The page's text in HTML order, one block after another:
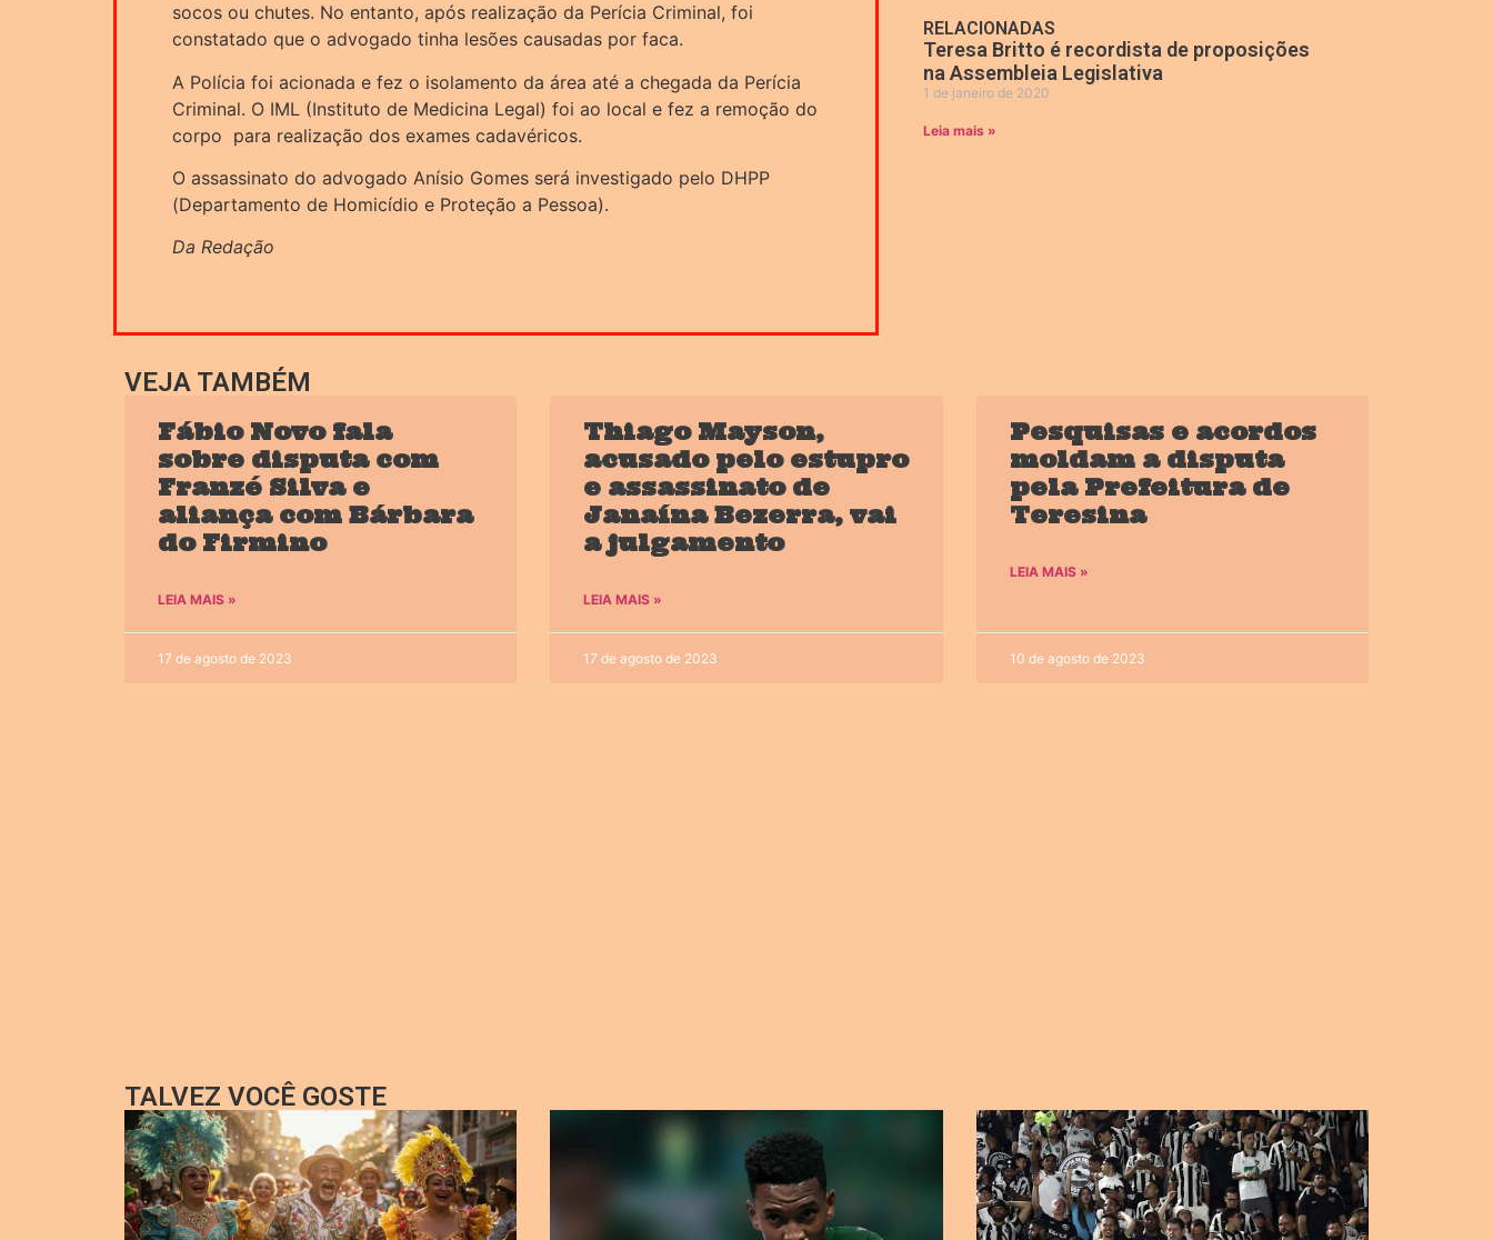
socos ou chutes. No entanto, após realização da Perícia Criminal, foi
constatado que o advogado tinha lesões causadas por faca.
A Polícia foi acionada e fez o isolamento da área até a chegada da Perícia
Criminal. O IML (Instituto de Medicina Legal) foi ao local e fez a remoção do
corpo para realização dos exames cadavéricos.
O assassinato do advogado Anísio Gomes será investigado pelo DHPP
(Departamento de Homicídio e Proteção a Pessoa).
Da Redação
RELACIONADAS
Teresa Britto é recordista de proposições
na Assembleia Legislativa
1 de janeiro de 2020
Leia mais »
VEJA TAMBÉM
Fábio Novo fala
sobre disputa com
Franzé Silva e
aliança com Bárbara
do Firmino
LEIA MAIS »
17 de agosto de 2023
Thiago Mayson,
acusado pelo estupro
e assassinato de
Janaína Bezerra, vai
a julgamento
LEIA MAIS »
17 de agosto de 2023
Pesquisas e acordos
moldam a disputa
pela Prefeitura de
Teresina
LEIA MAIS »
10 de agosto de 2023
TALVEZ VOCÊ GOSTE